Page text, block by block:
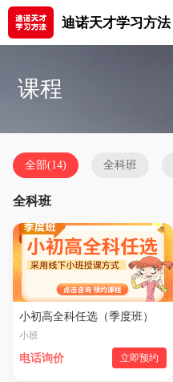
迪诺天才学习方法
课程
全部(14) 全科班
全科班
小初高全科任选（季度班）
小班
电话询价 立即预约